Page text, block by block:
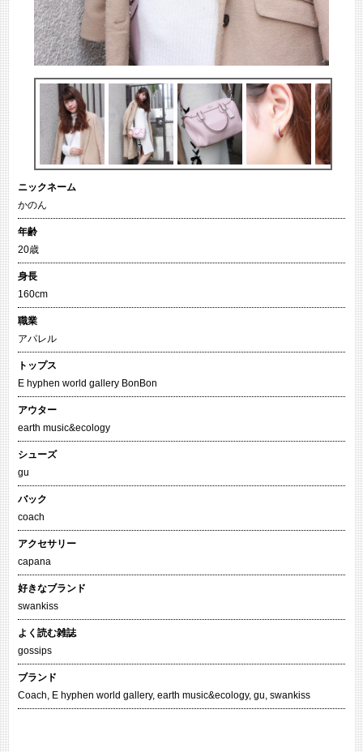
ニックネーム
かのん
年齢
20歳
身長
160cm
職業
アパレル
トップス
E hyphen world gallery BonBon
アウター
earth music&ecology
シューズ
gu
バック
coach
アクセサリー
capana
好きなブランド
swankiss
よく読む雑誌
gossips
ブランド
Coach, E hyphen world gallery, earth music&ecology, gu, swankiss